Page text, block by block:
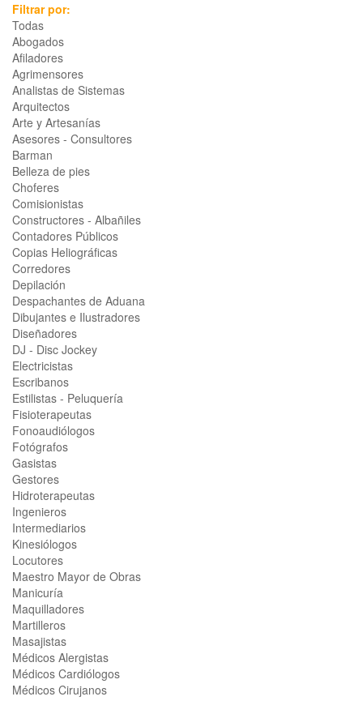
Filtrar por:
Todas
Abogados
Afiladores
Agrimensores
Analistas de Sistemas
Arquitectos
Arte y Artesanías
Asesores - Consultores
Barman
Belleza de pies
Choferes
Comisionistas
Constructores - Albañiles
Contadores Públicos
Copias Heliográficas
Corredores
Depilación
Despachantes de Aduana
Dibujantes e Ilustradores
Diseñadores
DJ - Disc Jockey
Electricistas
Escribanos
Estilistas - Peluquería
Fisioterapeutas
Fonoaudiólogos
Fotógrafos
Gasistas
Gestores
Hidroterapeutas
Ingenieros
Intermediarios
Kinesiólogos
Locutores
Maestro Mayor de Obras
Manicuría
Maquilladores
Martilleros
Masajistas
Médicos Alergistas
Médicos Cardiólogos
Médicos Cirujanos